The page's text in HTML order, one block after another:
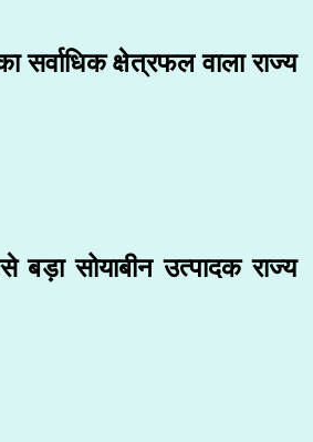
क्षेत्रफल वाला राज्य
सोयाबीन उत्पादक राज्य